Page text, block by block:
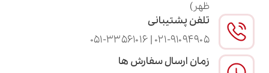
تلفن پشتیبانی
۰۲۱-۹۱۰۹۴۹۰۵ | ۰۵۱-۳۳۵۶۱۰۱۶
زمان ارسال سفارش ها